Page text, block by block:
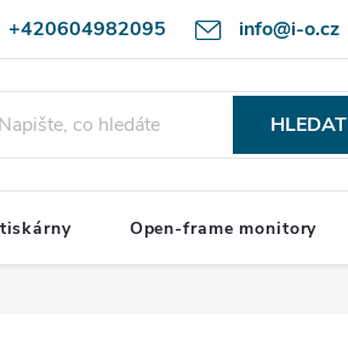
+420604982095 info@i-o.cz
HLEDAT
Open-frame monitory